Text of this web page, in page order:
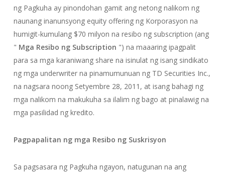
ng Pagkuha ay pinondohan gamit ang netong nalikom ng
naunang inanunsyong equity offering ng Korporasyon na
humigit-kumulang $70 milyon na resibo ng subscription (ang
" Mga Resibo ng Subscription ") na maaaring ipagpalit
para sa mga karaniwang share na isinulat ng isang sindikato
ng mga underwriter na pinamumunuan ng TD Securities Inc.,
na nagsara noong Setyembre 28, 2011, at isang bahagi ng
mga nalikom na makukuha sa ilalim ng bago at pinalawig na
mga pasilidad ng kredito.
Pagpapalitan ng mga Resibo ng Suskrisyon
Sa pagsasara ng Pagkuha ngayon, natugunan na ang